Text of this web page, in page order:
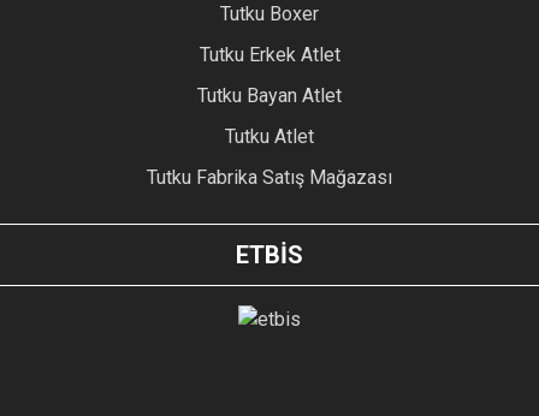
Tutku Boxer
Tutku Erkek Atlet
Tutku Bayan Atlet
Tutku Atlet
Tutku Fabrika Satış Mağazası
ETBİS